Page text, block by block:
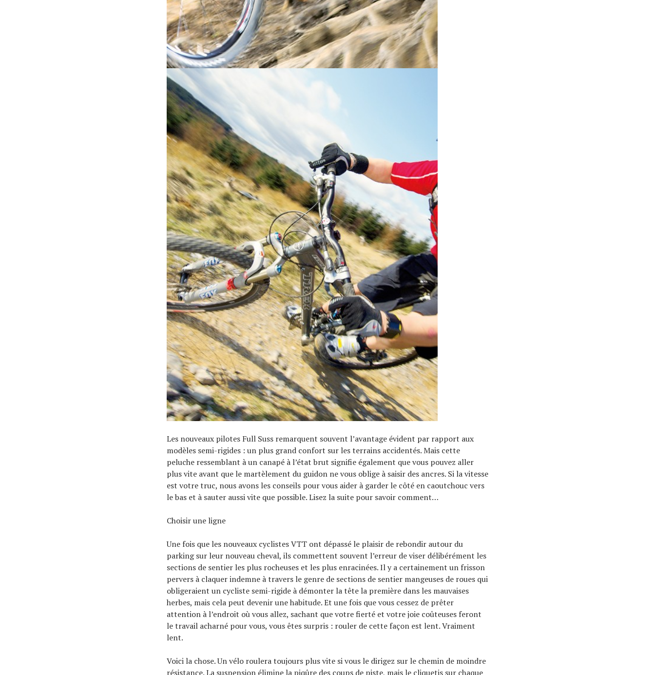
Les nouveaux pilotes Full Suss remarquent souvent l’avantage évident par rapport aux
modèles semi-rigides : un plus grand confort sur les terrains accidentés. Mais cette
peluche ressemblant à un canapé à l’état brut signifie également que vous pouvez aller
plus vite avant que le martèlement du guidon ne vous oblige à saisir des ancres. Si la vitesse
est votre truc, nous avons les conseils pour vous aider à garder le côté en caoutchouc vers
le bas et à sauter aussi vite que possible. Lisez la suite pour savoir comment…
Choisir une ligne
Une fois que les nouveaux cyclistes VTT ont dépassé le plaisir de rebondir autour du
parking sur leur nouveau cheval, ils commettent souvent l’erreur de viser délibérément les
sections de sentier les plus rocheuses et les plus enracinées. Il y a certainement un frisson
pervers à claquer indemne à travers le genre de sections de sentier mangeuses de roues qui
obligeraient un cycliste semi-rigide à démonter la tête la première dans les mauvaises
herbes, mais cela peut devenir une habitude. Et une fois que vous cessez de prêter
attention à l’endroit où vous allez, sachant que votre fierté et votre joie coûteuses feront
le travail acharné pour vous, vous êtes surpris : rouler de cette façon est lent. Vraiment
lent.
Voici la chose. Un vélo roulera toujours plus vite si vous le dirigez sur le chemin de moindre
résistance. La suspension élimine la piqûre des coups de piste, mais le cliquetis sur chaque